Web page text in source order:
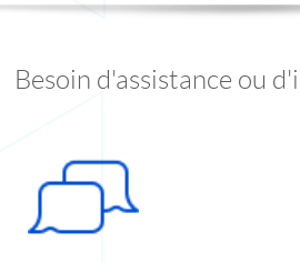
Besoin d'assistance ou